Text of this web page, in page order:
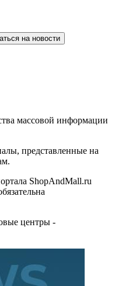
на новости
массовой информации
представленные на
ShopAndMall.ru
центры -